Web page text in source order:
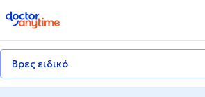
doctoranytime
Βρες ειδικό